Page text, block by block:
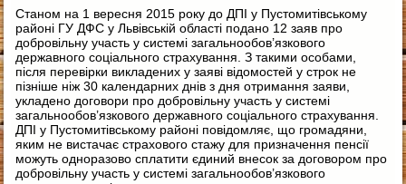
Станом на 1 вересня 2015 року до ДПІ у Пустомитівському
районі ГУ ДФС у Львівській області подано 12 заяв про
добровільну участь у системі загальнообов’язкового
державного соціального страхування. З такими особами,
після перевірки викладених у заяві відомостей у строк не
пізніше ніж 30 календарних днів з дня отримання заяви,
укладено договори про добровільну участь у системі
загальнообов’язкового державного соціального страхування.
ДПІ у Пустомитівському районі повідомляє, що громадяни,
яким не вистачає страхового стажу для призначення пенсії
можуть одноразово сплатити єдиний внесок за договором про
добровільну участь у системі загальнообов’язкового